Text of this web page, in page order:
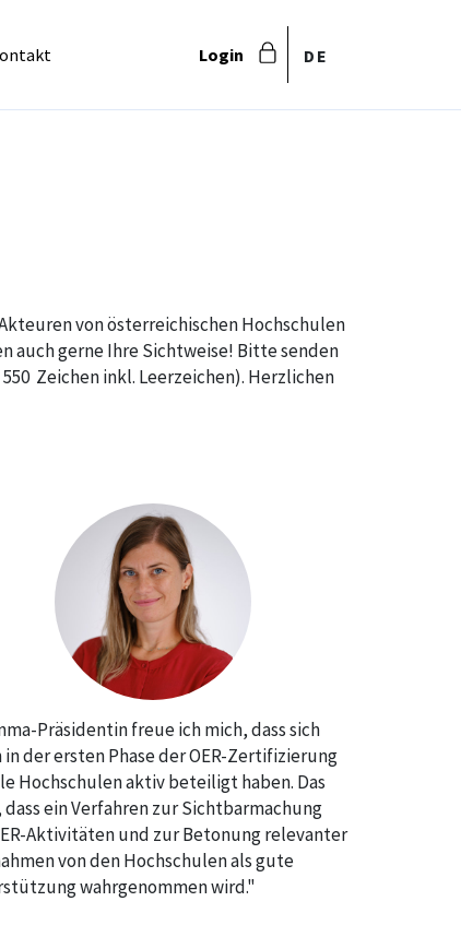
Login EN
DE
von österreichischen Hochschulen
auch gerne Ihre Sichtweise! Bitte senden
Zeichen inkl. Leerzeichen). Herzlichen
Präsidentin freue ich mich, dass sich
in der ersten Phase der OER-Zertifizierung
Hochschulen aktiv beteiligt haben. Das
ein Verfahren zur Sichtbarmachung
Aktivitäten und zur Betonung relevanter
von den Hochschulen als gute
wahrgenommen wird."